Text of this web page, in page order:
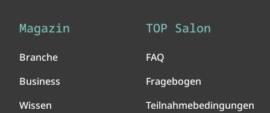
Magazin
Branche
Business
Wissen
TOP Salon
FAQ
Fragebogen
Teilnahmebedingungen